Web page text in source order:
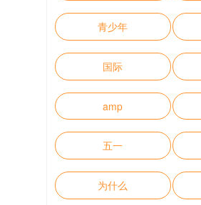
青少年
国际
amp
五一
为什么